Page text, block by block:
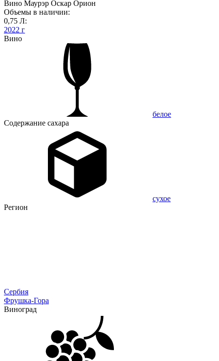
Вино Маурэр Оскар Орион
Объемы в наличии:
0,75 Л:
2022 г
Вино
белое
Содержание сахара
сухое
Регион
Сербия
Фрушка-Гора
Виноград